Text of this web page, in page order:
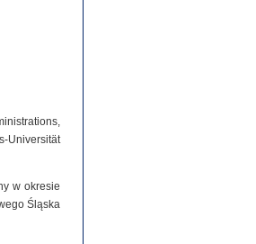
Universität
w okresie
Śląska